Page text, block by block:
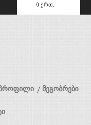
0 ერთ.
მეგობრები